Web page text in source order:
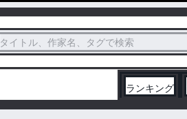
タイトル、作家名、タグで検索
ランキング